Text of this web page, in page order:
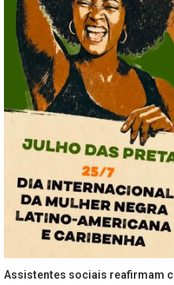
Assistentes sociais reafirmam